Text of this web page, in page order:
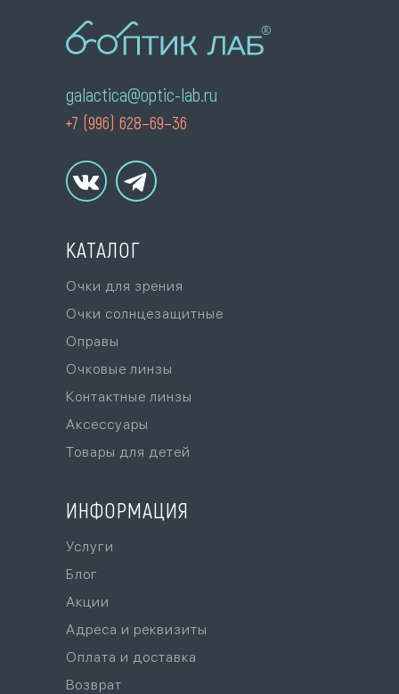
galactica@optic-lab.ru
Очки для зрения
Очки солнцезащитные
Очковые линзы
Оправы
Контактные линзы
Аксессуары
Товары для детей
+7 (996) 628–69–36
ИНФОРМАЦИЯ
Услуги
КАТАЛОГ
Адреса и реквизиты
Оплата и доставка
Возврат
Блог
Акции